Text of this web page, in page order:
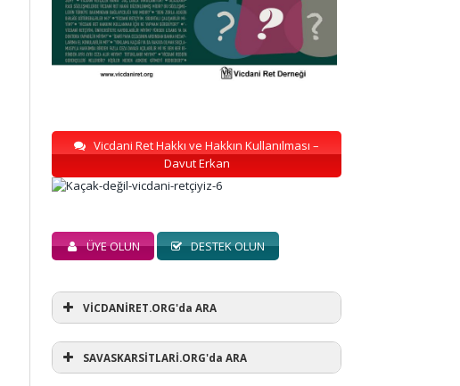
Vicdani Ret Hakkı ve Hakkın Kullanılması –
Davut Erkan
ÜYE OLUN DESTEK OLUN
VİCDANİRET.ORG'da ARA
SAVASKARSİTLARİ.ORG'da ARA